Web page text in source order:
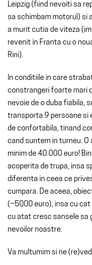
Leipzig (fiind nevoiti sa
sa schimbam motorul) si
a murit cutia de viteza
revenit in Franta cu o
Rini).
In conditiile in care
constrangeri foarte mari
nevoie de o duba fiabila,
transporta 9 persoane si
de confortabila, tinand
cand suntem in turneu.
minim de 40.000 euro!
acoperita de trupa, insa
diferenta in ceea ce
cumpara. De aceea,
(~5000 euro), insa cu
cu atat cresc sansele sa
nevoilor noastre.
Va multumim si ne